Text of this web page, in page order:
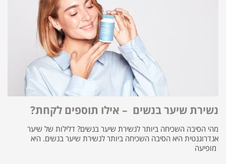
נשירת שיער בנשים – אילו תוספים לקחת?
מהי הסיבה השכיחה ביותר לנשירת שיער בנשים? דלילות של שיער
אנדרוגנטית היא הסיבה השכיחה ביותר לנשירת שיער בנשים. היא
מופיעה